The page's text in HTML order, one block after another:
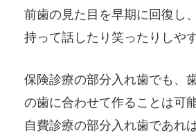
前歯の見た目を早期に回復し
持って話したり笑ったりしや
保険診療の部分入れ歯でも、
の歯に合わせて作ることは可
自費診療の部分入れ歯であれ